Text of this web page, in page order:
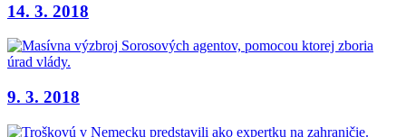
14. 3. 2018
9. 3. 2018